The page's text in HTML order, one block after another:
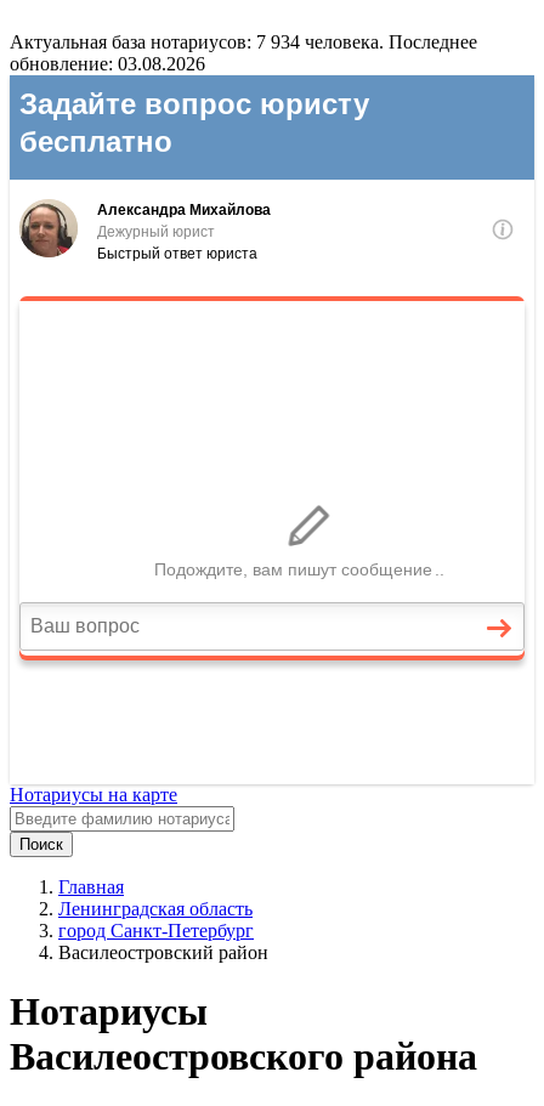
Актуальная база нотариусов: 7 934 человека. Последнее
обновление: 03.08.2026
Нотариусы на карте
Поиск
Главная
Ленинградская область
город Санкт-Петербург
Василеостровский район
Нотариусы
Василеостровского района